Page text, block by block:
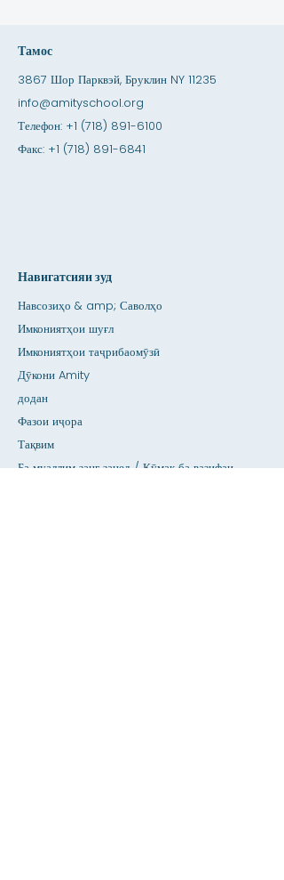
Тамос
3867 Шор Парквэй, Бруклин NY 11235
info@amityschool.org
Телефон: +1 (718) 891-6100
Факс: +1 (718) 891-6841
Навигатсияи зуд
Навсозиҳо & amp; Саволҳо
Имкониятҳои шуғл
Имкониятҳои таҷрибаомӯзӣ
Дӯкони Amity
додан
Фазои иҷора
Тақвим
Ба муаллим занг занед / Кӯмак ба вазифаи